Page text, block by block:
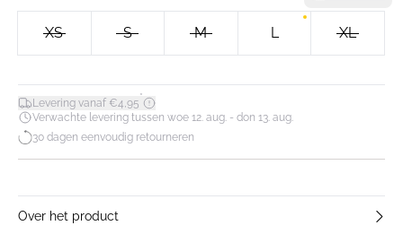
XS S M L XL
Levering vanaf €4,95*
Verwachte levering tussen woe 12. aug. - don 13. aug.
30 dagen eenvoudig retourneren
Over het product